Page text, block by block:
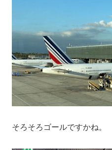
そろそろゴールですかね。